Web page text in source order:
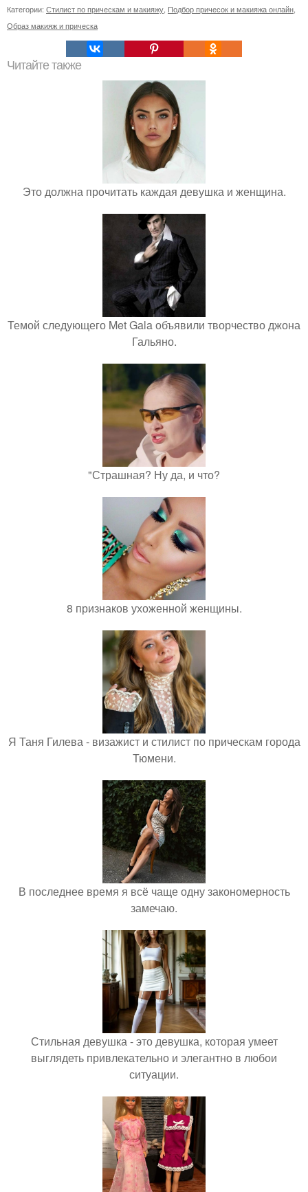
Категории: Стилист по прическам и макияжу Подбор причесок и макияжа онлайн
Образ макияж и прическа
Читайте также
Это должна прочитать каждая девушка и женщина.
Темой следующего Met Gala объявили творчество джона
Гальяно.
"Страшная? Ну да, и что?
8 признаков ухоженной женщины.
Я Таня Гилева - визажист и стилист по прическам города
Тюмени.
В последнее время я всё чаще одну закономерность
замечаю.
Стильная девушка - это девушка, которая умеет
выглядеть привлекательно и элегантно в любои
ситуации.